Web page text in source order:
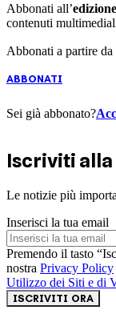
Abbonati all’
contenuti
Abbonati a partire da
ABBONATI
Sei già abbonato?
Iscriviti
Le notizie più
Inserisci la tua email
Premendo il tasto
nostra Privacy Policy
Utilizzo dei Siti e di
ISCRIVITI ORA